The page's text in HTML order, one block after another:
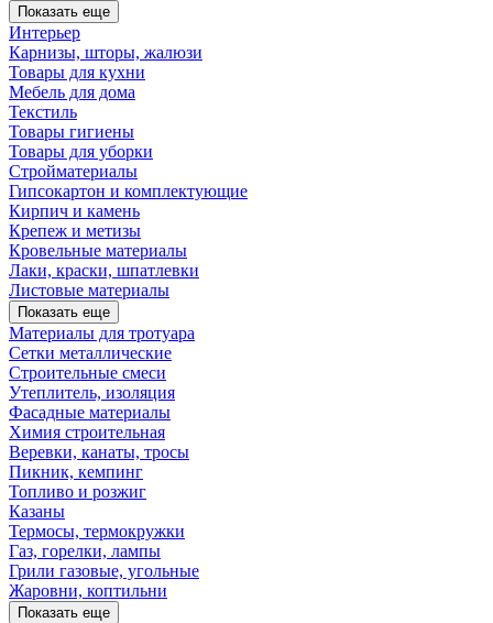
Показать еще
Интерьер
Карнизы, шторы, жалюзи
Товары для кухни
Мебель для дома
Текстиль
Товары гигиены
Товары для уборки
Стройматериалы
Гипсокартон и комплектующие
Кирпич и камень
Крепеж и метизы
Кровельные материалы
Лаки, краски, шпатлевки
Листовые материалы
Показать еще
Материалы для тротуара
Сетки металлические
Строительные смеси
Утеплитель, изоляция
Фасадные материалы
Химия строительная
Веревки, канаты, тросы
Пикник, кемпинг
Топливо и розжиг
Казаны
Термосы, термокружки
Газ, горелки, лампы
Грили газовые, угольные
Жаровни, коптильни
Показать еще